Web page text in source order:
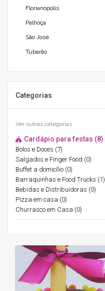
Florianópolis
Palhoça
São José
Tubarão
Categorias
Ver outras categorias
Cardápio para festas (8)
Bolos e Doces (7)
Salgados e Finger Food (0)
Buffet a domicílio (0)
Barraquinhas e Food Trucks (1)
Bebidas e Distribuidoras (0)
Pizza em casa (0)
Churrasco em Casa (0)